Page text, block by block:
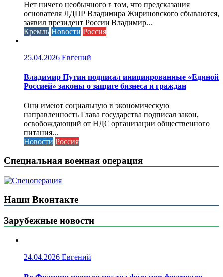
Нет ничего необычного в том, что предсказания
основателя ЛДПР Владимира Жириновского сбываются,
заявил президент России Владимир...
Кремль Новости Россия
25.04.2026 Евгений
Владимир Путин подписал инициированные «Единой
Россией» законы о защите бизнеса и граждан
Они имеют социальную и экономическую
направленность Глава государства подписал закон,
освобождающий от НДС организации общественного
питания...
Новости Россия
Специальная военная операция
Наши Вконтакте
Зарубежные новости
24.04.2026 Евгений